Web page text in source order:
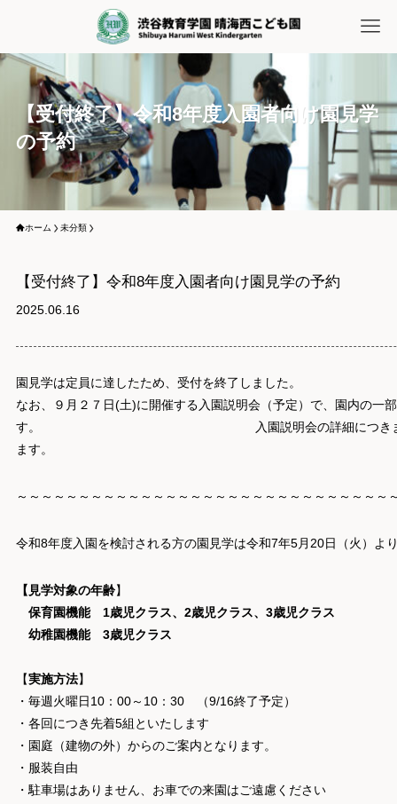
【受付終了】令和8年度入園者向け園見学
の予約
ホーム 未分類
【受付終了】令和8年度入園者向け園見学の予約
2025.06.16
園見学は定員に達したため、受付を終了しました。
なお、９月２７日(土)に開催する入園説明会（予定）で、園内の一
す。 入園説明会の詳細につきましては、
ます。
～～～～～～～～～～～～～～～～～～～～～～～～～～～～～～
令和8年度入園を検討される方の園見学は令和7年5月20日（火）よ
【見学対象の年齢】
保育園機能 1歳児クラス、2歳児クラス、3歳児クラス
幼稚園機能 3歳児クラス
【実施方法】
・毎週火曜日10：00～10：30 （9/16終了予定）
・各回につき先着5組といたします
・園庭（建物の外）からのご案内となります。
・服装自由
・駐車場はありません、お車での来園はご遠慮ください